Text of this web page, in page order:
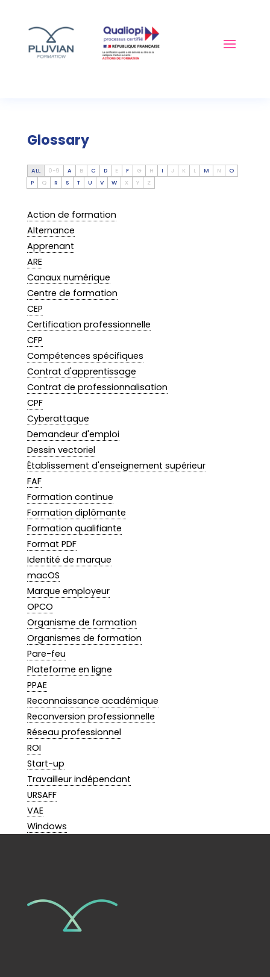
Glossary
ALL 0-9 A B C D E F G H I J K L M N
O
P
Q R S T U V W X Y Z
Action de formation
Alternance
Apprenant
ARE
Canaux numérique
Centre de formation
CEP
Certification professionnelle
CFP
Compétences spécifiques
Contrat d'apprentissage
Contrat de professionnalisation
CPF
Cyberattaque
Demandeur d'emploi
Dessin vectoriel
Établissement d'enseignement supérieur
FAF
Formation continue
Formation diplômante
Formation qualifiante
Format PDF
Identité de marque
macOS
Marque employeur
OPCO
Organisme de formation
Organismes de formation
Pare-feu
Plateforme en ligne
PPAE
Reconnaissance académique
Reconversion professionnelle
Réseau professionnel
ROI
Start-up
Travailleur indépendant
URSAFF
VAE
Windows